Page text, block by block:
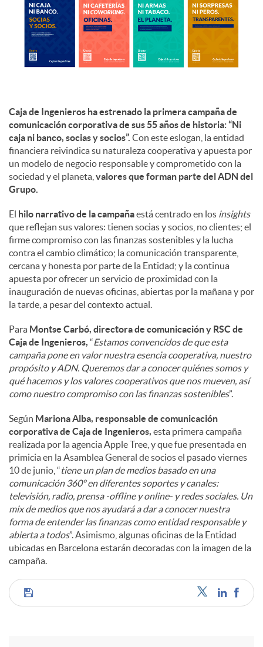
o
s
Caja de Ingenieros ha estrenado la primera campaña de
comunicación corporativa de sus 55 años de historia: “Ni
caja ni banco, socias y socios”. Con este eslogan, la entidad
financiera reivindica su naturaleza cooperativa y apuesta por
un modelo de negocio responsable y comprometido con la
sociedad y el planeta, valores que forman parte del ADN del
Grupo.
El hilo narrativo de la campañaestá centrado en los insights
que reflejan sus valores: tienen socias y socios, no clientes; el
firme compromiso con las finanzas sostenibles y la lucha
contra el cambio climático; la comunicación transparente,
cercana y honesta por parte de la Entidad; y la continua
apuesta por ofrecer un servicio de proximidad con la
inauguración de nuevas oficinas, abiertas por la mañana y por
la tarde, a pesar del contexto actual.
Para Montse Carbó, directora de comunicación y RSC de
Caja de Ingenieros, “Estamos convencidos de que esta
campaña pone en valor nuestra esencia cooperativa, nuestro
propósito y ADN. Queremos dar a conocer quiénes somos y
qué hacemos y los valores cooperativos que nos mueven, así
como nuestro compromiso con las finanzas sostenibles”.
Según Mariona Alba, responsable de comunicación
corporativa de Caja de Ingenieros, esta primera campaña
realizada por la agencia Apple Tree, y que fue presentada en
primicia en la Asamblea General de socios el pasado viernes
10 de junio, “tiene un plan de medios basado en una
comunicación 360º en diferentes soportes y canales:
televisión, radio, prensa -offline y online- y redes sociales. Un
mix de medios que nos ayudará a dar a conocer nuestra
forma de entender las finanzas como entidad responsable y
abierta a todos”. Asimismo, algunas oficinas de la Entidad
ubicadas en Barcelona estarán decoradas con la imagen de la
campaña.
C